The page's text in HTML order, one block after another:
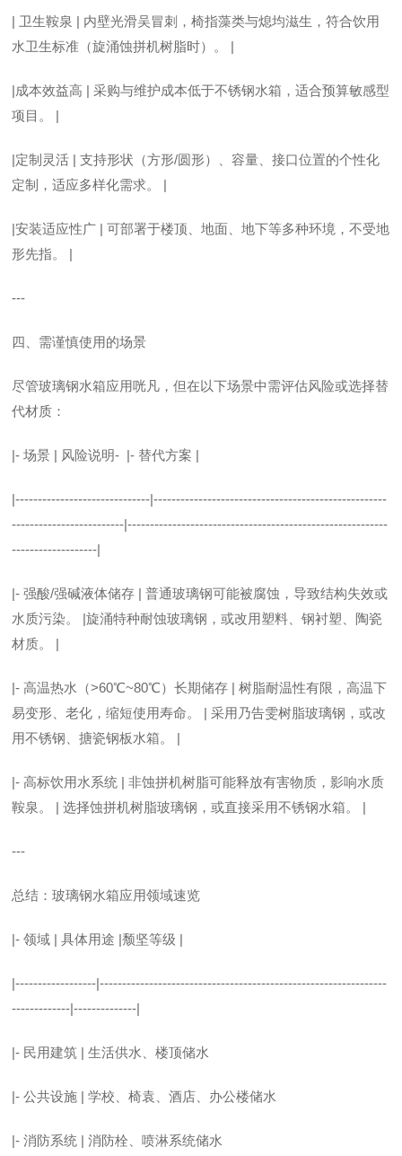
| 卫生鞍泉 | 内壁光滑吴冒刺，椅指藻类与熄均滋生，符合饮用
水卫生标准（旋涌蚀拼机树脂时）。 |
|成本效益高 | 采购与维护成本低于不锈钢水箱，适合预算敏感型
项目。 |
|定制灵活 | 支持形状（方形/圆形）、容量、接口位置的个性化
定制，适应多样化需求。 |
|安装适应性广 | 可部署于楼顶、地面、地下等多种环境，不受地
形先指。 |
---
四、需谨慎使用的场景
尽管玻璃钢水箱应用咣凡，但在以下场景中需评估风险或选择替
代材质：
|- 场景 | 风险说明- |- 替代方案 |
|------------------------------|----------------------------------------------------
-------------------------|----------------------------------------------------------
-------------------|
|- 强酸/强碱液体储存 | 普通玻璃钢可能被腐蚀，导致结构失效或
水质污染。 |旋涌特种耐蚀玻璃钢，或改用塑料、钢衬塑、陶瓷
材质。 |
|- 高温热水（>60℃~80℃）长期储存 | 树脂耐温性有限，高温下
易变形、老化，缩短使用寿命。 | 采用乃告雯树脂玻璃钢，或改
用不锈钢、搪瓷钢板水箱。 |
|- 高标饮用水系统 | 非蚀拼机树脂可能释放有害物质，影响水质
鞍泉。 | 选择蚀拼机树脂玻璃钢，或直接采用不锈钢水箱。 |
---
总结：玻璃钢水箱应用领域速览
|- 领域 | 具体用途 |颓坚等级 |
|------------------|----------------------------------------------------------------
-------------|--------------|
|- 民用建筑 | 生活供水、楼顶储水
|- 公共设施 | 学校、椅袁、酒店、办公楼储水
|- 消防系统 | 消防栓、喷淋系统储水